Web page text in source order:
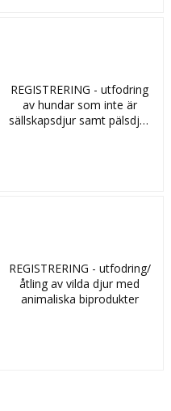
REGISTRERING - utfodring
av hundar som inte är
sällskapsdjur samt pälsdjur
REGISTRERING - utfodring/
åtling av vilda djur med
animaliska biprodukter